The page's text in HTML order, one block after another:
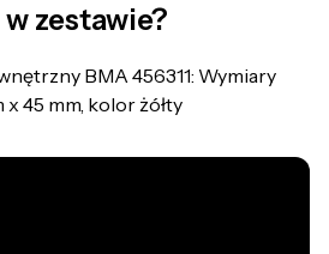
zestawie?
BMA 456311: Wymiary
x 45 mm, kolor żółty